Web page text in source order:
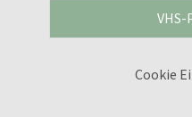
Cookie